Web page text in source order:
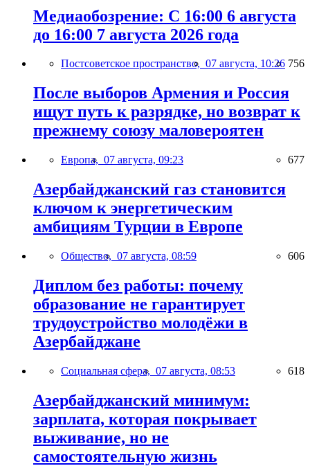
Медиаобозрение: С 16:00 6 августа
до 16:00 7 августа 2026 года
Постсоветское пространство, 07 августа, 10:26 756
После выборов Армения и Россия
ищут путь к разрядке, но возврат к
прежнему союзу маловероятен
Европа, 07 августа, 09:23 677
Азербайджанский газ становится
ключом к энергетическим
амбициям Турции в Европе
Общество, 07 августа, 08:59 606
Диплом без работы: почему
образование не гарантирует
трудоустройство молодёжи в
Азербайджане
Социальная сфера, 07 августа, 08:53 618
Азербайджанский минимум:
зарплата, которая покрывает
выживание, но не
самостоятельную жизнь